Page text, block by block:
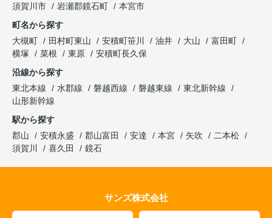
須賀川市
岩瀬郡鏡石町
本宮市
町名から探す
大槻町
田村町東山 安積町笹川 油井 大山
富田町
横塚
菜根 東原
安積町長久保
沿線から探す
東北本線
水郡線 磐越西線 磐越東線
東北新幹線
山形新幹線
駅から探す
郡山
安積永盛 郡山富田 安達 本宮 矢吹
二本松
須賀川
喜久田 鏡石
サンズ株式会社